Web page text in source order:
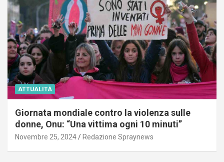
ATTUALITÀ
Giornata mondiale contro la violenza sulle
donne, Onu: “Una vittima ogni 10 minuti”
Novembre 25, 2024 Redazione Spraynews